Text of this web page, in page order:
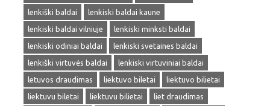
lenkiški baldai
lenkiski baldai kaune
lenkiski baldai vilniuje
lenkiski minksti baldai
lenkiski odiniai baldai
lenkiski svetaines baldai
lenkiški virtuvės baldai
lenkiski virtuviniai baldai
letuvos draudimas
liektuvo biletai
liektuvo bilietai
liektuvu biletai
liektuvu bilietai
liet draudimas